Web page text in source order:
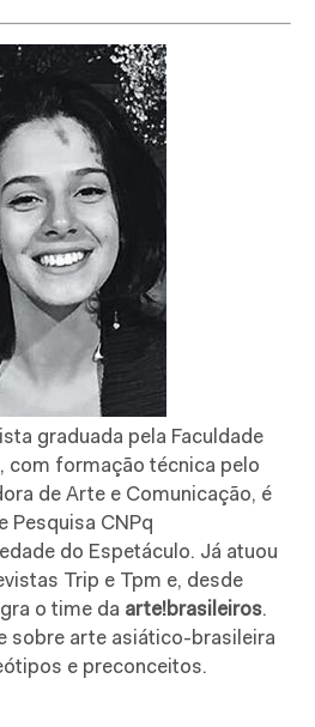
graduada pela Faculdade
com formação técnica pelo
de Arte e Comunicação, é
Pesquisa CNPq
do Espetáculo. Já atuou
Trip e Tpm e, desde
o time da arte!brasileiros.
sobre arte asiático-brasileira
e preconceitos.